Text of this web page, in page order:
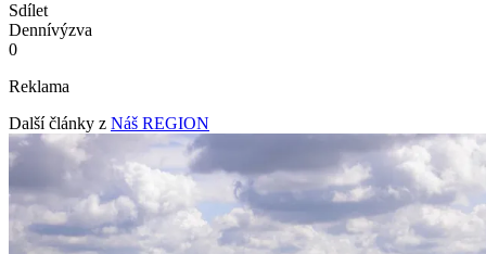
Sdílet
Dennívýzva
0
Reklama
Další články z Náš REGION